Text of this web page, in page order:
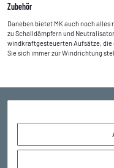
Zubehör
Daneben bietet MK auch noch
zu Schalldämpfern und
windkraftgesteuerten Aufsätze, die
Sie sich immer zur Windrichtung
Der Profi für
jeglicher Art. Kostenlose